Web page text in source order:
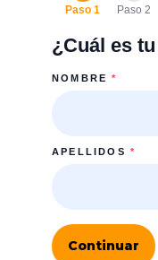
Paso 1
Paso 2
¿Cuál es
NOMBRE*
APELLIDOS *
Continuar